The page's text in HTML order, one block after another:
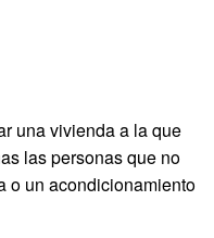
una vivienda a la que
las personas que no
o un acondicionamiento